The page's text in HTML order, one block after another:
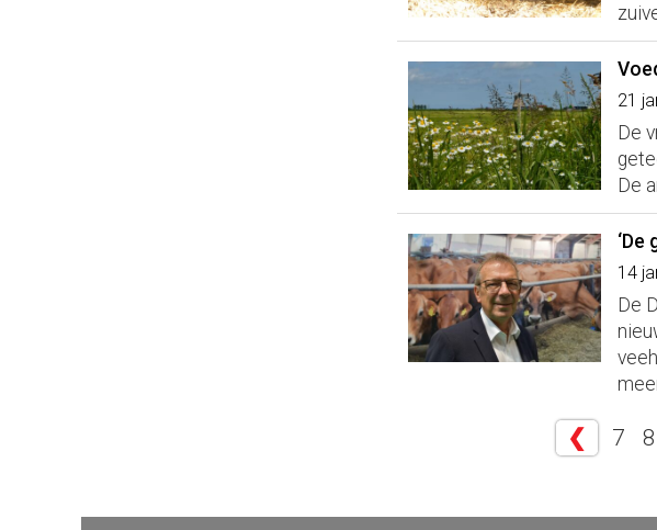
21
De
De
‘De
14
De
❮ 7 8